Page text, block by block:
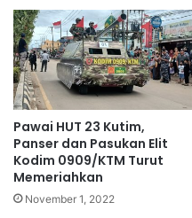
Pawai HUT 23 Kutim,
Panser dan Pasukan Elit
Kodim 0909/KTM Turut
Memeriahkan
November 1, 2022